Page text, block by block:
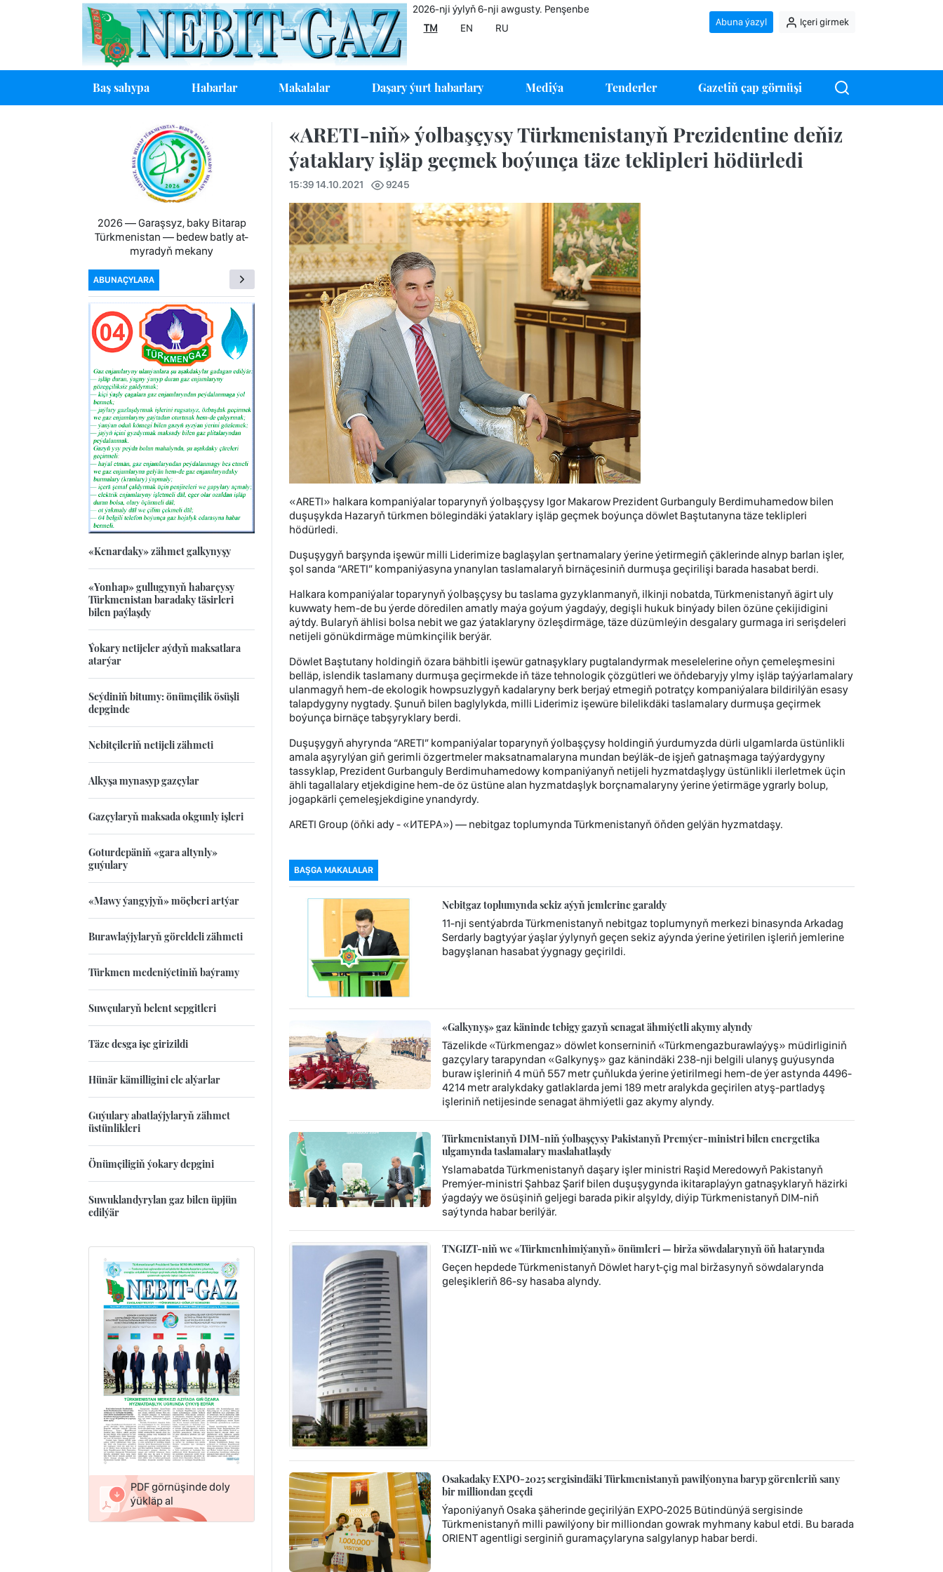
2026-nji ýylyň 6-nji awgusty. Penşenbe
TM
EN RU
Abuna ýazyl Içeri girmek
Baş sahypa Habarlar Makalalar Daşary ýurt habarlary Mediýa Tenderler Gazetiň çap görnüşi
«ARETI-niň» ýolbaşçysy Türkmenistanyň Prezidentine deňiz
ýataklary işläp geçmek boýunça täze teklipleri hödürledi
15:39 14.10.2021 9245
«ARETI» halkara kompaniýalar toparynyň ýolbaşçysy Igor Makarow Prezident Gurbanguly Berdimuhamedow bilen
duşuşykda Hazaryň türkmen bölegindäki ýataklary işläp geçmek boýunça döwlet Baştutanyna täze teklipleri
hödürledi.
Duşuşygyň barşynda işewür milli Liderimize baglaşylan şertnamalary ýerine ýetirmegiň çäklerinde alnyp barlan işler,
şol sanda “ARETI” kompaniýasyna ynanylan taslamalaryň birnäçesiniň durmuşa geçirilişi barada hasabat berdi.
Halkara kompaniýalar toparynyň ýolbaşçysy bu taslama gyzyklanmanyň, ilkinji nobatda, Türkmenistanyň ägirt uly
kuwwaty hem-de bu ýerde döredilen amatly maýa goýum ýagdaýy, degişli hukuk binýady bilen özüne çekijidigini
aýtdy. Bularyň ählisi bolsa nebit we gaz ýataklaryny özleşdirmäge, täze düzümleýin desgalary gurmaga iri serişdeleri
netijeli gönükdirmäge mümkinçilik berýär.
Döwlet Baştutany holdingiň özara bähbitli işewür gatnaşyklary pugtalandyrmak meselelerine oňyn çemeleşmesini
belläp, islendik taslamany durmuşa geçirmekde iň täze tehnologik çözgütleri we öňdebaryjy ylmy işläp taýýarlamalary
ulanmagyň hem-de ekologik howpsuzlygyň kadalaryny berk berjaý etmegiň potratçy kompaniýalara bildirilýän esasy
talapdygyny nygtady. Şunuň bilen baglylykda, milli Liderimiz işewüre bilelikdäki taslamalary durmuşa geçirmek
boýunça birnäçe tabşyryklary berdi.
Duşuşygyň ahyrynda “ARETI” kompaniýalar toparynyň ýolbaşçysy holdingiň ýurdumyzda dürli ulgamlarda üstünlikli
amala aşyrylýan giň gerimli özgertmeler maksatnamalaryna mundan beýläk-de işjeň gatnaşmaga taýýardygyny
tassyklap, Prezident Gurbanguly Berdimuhamedowy kompaniýanyň netijeli hyzmatdaşlygy üstünlikli ilerletmek üçin
ähli tagallalary etjekdigine hem-de öz üstüne alan hyzmatdaşlyk borçnamalaryny ýerine ýetirmäge ygrarly bolup,
jogapkärli çemeleşjekdigine ynandyrdy.
ARETI Group (öňki ady - «ИТЕРА») — nebitgaz toplumynda Türkmenistanyň öňden gelýän hyzmatdaşy.
BAŞGA MAKALALAR
Nebitgaz toplumynda sekiz aýyň jemlerine garaldy
11-nji sentýabrda Türkmenistanyň nebitgaz toplumynyň merkezi binasynda Arkadag
Serdarly bagtyýar ýaşlar ýylynyň geçen sekiz aýynda ýerine ýetirilen işleriň jemlerine
bagyşlanan hasabat ýygnagy geçirildi.
«Galkynyş» gaz käninde tebigy gazyň senagat ähmiýetli akymy alyndy
Täzelikde «Türkmengaz» döwlet konserniniň «Türkmengazburawlaýyş» müdirliginiň
gazçylary tarapyndan «Galkynyş» gaz känindäki 238-nji belgili ulanyş guýusynda
buraw işleriniň 4 müň 557 metr çuňlukda ýerine ýetirilmegi hem-de ýer astynda 4496-
4214 metr aralykdaky gatlaklarda jemi 189 metr aralykda geçirilen atyş-partladyş
işleriniň netijesinde senagat ähmiýetli gaz akymy alyndy.
Türkmenistanyň DIM-niň ýolbaşçysy Pakistanyň Premýer-ministri bilen energetika
ulgamynda taslamalary maslahatlaşdy
Yslamabatda Türkmenistanyň daşary işler ministri Raşid Meredowyň Pakistanyň
Premýer-ministri Şahbaz Şarif bilen duşuşygynda ikitaraplaýyn gatnaşyklaryň häzirki
ýagdaýy we ösüşiniň geljegi barada pikir alşyldy, diýip Türkmenistanyň DIM-niň
saýtynda habar berilýär.
TNGIZT-niň we «Türkmenhimiýanyň» önümleri — birža söwdalarynyň öň hatarynda
Geçen hepdede Türkmenistanyň Döwlet haryt-çig mal biržasynyň söwdalarynda
geleşikleriň 86-sy hasaba alyndy.
Osakadaky EXPO-2025 sergisindäki Türkmenistanyň pawilýonyna baryp görenleriň sany
bir milliondan geçdi
Ýaponiýanyň Osaka şäherinde geçirilýän EXPO‑2025 Bütindünýä sergisinde
Türkmenistanyň milli pawilýony bir milliondan gowrak myhmany kabul etdi. Bu barada
ORIENT agentligi serginiň guramaçylaryna salgylanyp habar berdi.
2026 — Garaşsyz, baky Bitarap
Türkmenistan — bedew batly at-
myradyň mekany
ABUNAÇYLARA
«Kenardaky» zähmet galkynyşy
«Yonhap» gullugynyň habarçysy
Türkmenistan baradaky täsirleri
bilen paýlaşdy
Ýokary netijeler aýdyň maksatlara
atarýar
Seýdiniň bitumy: önümçilik ösüşli
depginde
Nebitçileriň netijeli zähmeti
Alkyşa mynasyp gazçylar
Gazçylaryň maksada okgunly işleri
Goturdepäniň «gara altynly»
guýulary
«Mawy ýangyjyň» möçberi artýar
Burawlaýjylaryň göreldeli zähmeti
Türkmen medeniýetiniň baýramy
Suwçularyň belent sepgitleri
Täze desga işe girizildi
Hünär kämilligini ele alýarlar
Guýulary abatlaýjylaryň zähmet
üstünlikleri
Önümçiligiň ýokary depgini
Suwuklandyrylan gaz bilen üpjün
edilýär
PDF görnüşinde doly
ýükläp al